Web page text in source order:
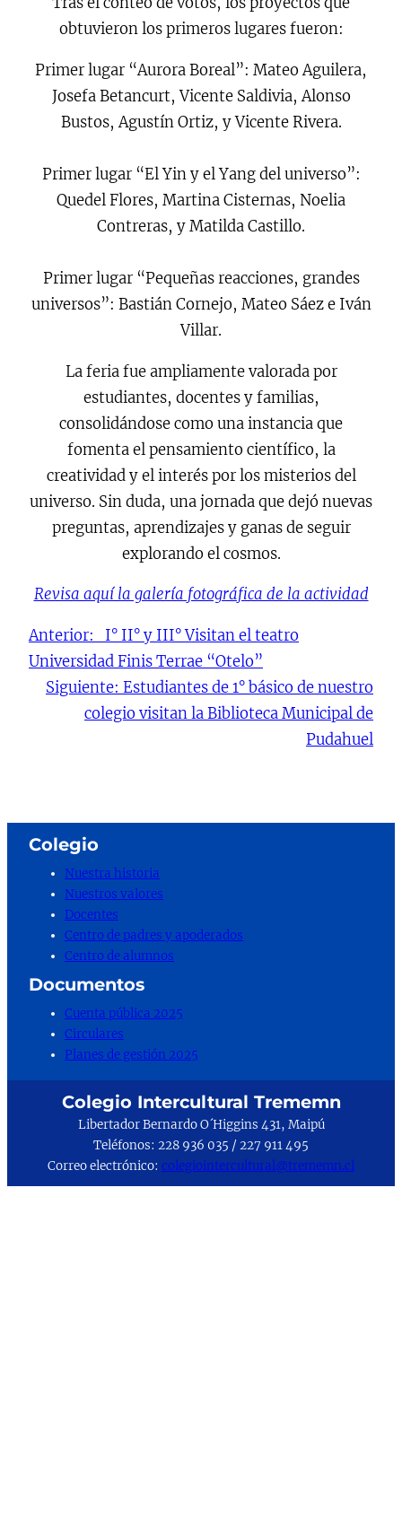
obtuvieron los primeros lugares fueron:
Primer lugar “Aurora Boreal”: Mateo Aguilera,
Josefa Betancurt, Vicente Saldivia, Alonso
Bustos, Agustín Ortiz, y Vicente Rivera.
Primer lugar “El Yin y el Yang del universo”:
Quedel Flores, Martina Cisternas, Noelia
Contreras, y Matilda Castillo.
Primer lugar “Pequeñas reacciones, grandes
universos”: Bastián Cornejo, Mateo Sáez e Iván
Villar.
La feria fue ampliamente valorada por
estudiantes, docentes y familias,
consolidándose como una instancia que
fomenta el pensamiento científico, la
creatividad y el interés por los misterios del
universo. Sin duda, una jornada que dejó nuevas
preguntas, aprendizajes y ganas de seguir
explorando el cosmos.
Revisa aquí la galería fotográfica de la actividad
Anterior:
I° II° y III° Visitan el teatro
Universidad Finis Terrae “Otelo”
Siguiente: Estudiantes de 1° básico de nuestro
colegio visitan la Biblioteca Municipal de
Pudahuel
Colegio
Nuestra historia
Nuestros valores
Docentes
Centro de padres y apoderados
Centro de alumnos
Documentos
Cuenta pública 2025
Circulares
Planes de gestión 2025
Colegio Intercultural Trememn
Libertador Bernardo O´Higgins 431, Maipú
Teléfonos: 228 936 035 / 227 911 495
Correo electrónico: colegiointercultural@trememn.cl